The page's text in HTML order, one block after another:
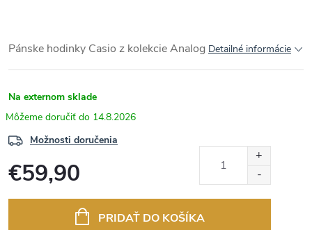
Pánske hodinky Casio z kolekcieAnalog Detailné informácie
Na externom sklade
14.8.2026
Možnosti doručenia
€59,90
PRIDAŤ DO KOŠÍKA